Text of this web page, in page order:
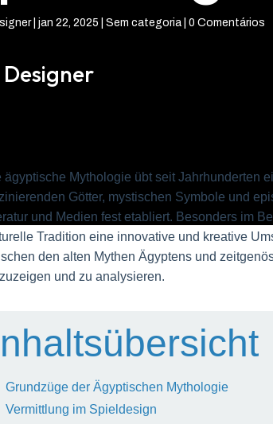
|jan 22, 2025 | Sem categoria |0 Comentários
Designer
ägyptische Mythologie übt seit Jahrhunderten
Götter, mystischen Symbole und
und Medien fest etabliert. Besonders im
Tradition eine innovative und kreative
den alten Mythen Ägyptens und
und zu analysieren.
Grundzüge der Ägyptischen Mythologie
Vermittlung im Spieldesign